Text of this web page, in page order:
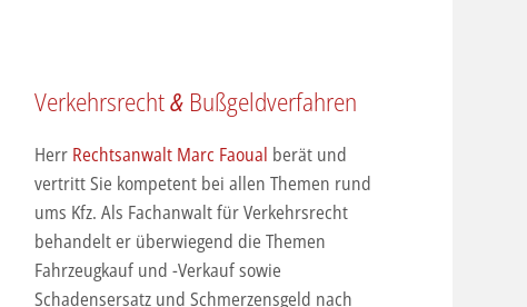
Verkehrsrecht& Bußgeldverfahren
Herr Rechtsanwalt Marc Faoual berät und
vertritt Sie kompetent bei allen Themen rund
ums Kfz. Als Fachanwalt für Verkehrsrecht
behandelt er überwiegend die Themen
Fahrzeugkauf und -Verkauf sowie
Schadensersatz und Schmerzensgeld nach